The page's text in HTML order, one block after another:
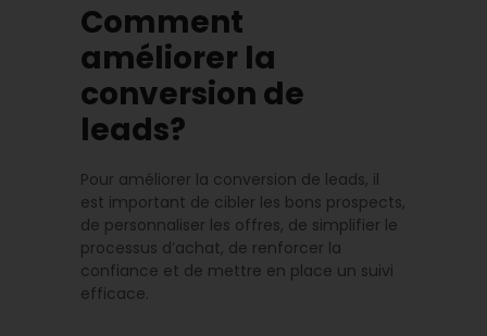
Comment
améliorer la
conversion de
leads?
Pour améliorer la conversion de leads, il
est important de cibler les bons prospects,
de personnaliser les offres, de simplifier le
processus d’achat, de renforcer la
confiance et de mettre en place un suivi
efficace.